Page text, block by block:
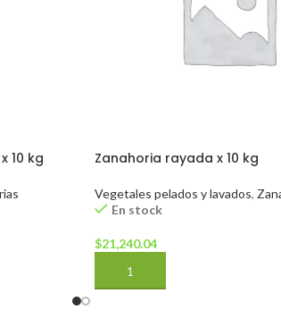
10 kg Zanahoria rayada x 10 kg
Vegetales pelados y lavados,
En stock
$21,240.04
AÑADIR AL CARRITO